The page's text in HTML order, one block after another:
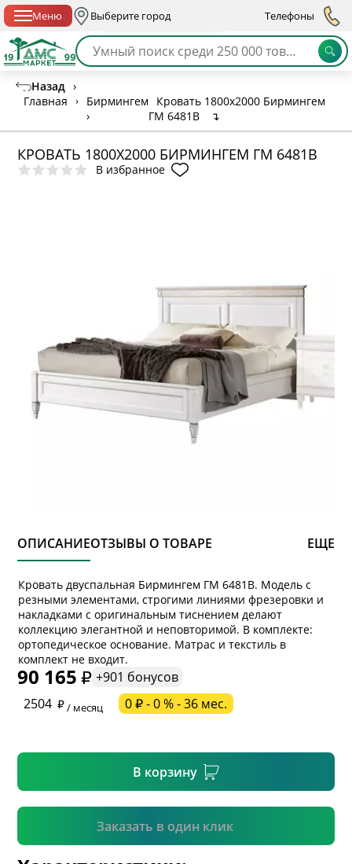
Меню Выберите город Телефоны
Назад ›
Главная
›
Бирмингем
›
Кровать 1800х2000 Бирмингем
ГМ 6481В
↴
КРОВАТЬ 1800Х2000 БИРМИНГЕМ ГМ 6481В
В избранное
ОПИСАНИЕОТЗЫВЫ О ТОВАРЕ ЕЩЕ
Кровать двуспальная Бирмингем ГМ 6481В. Модель с
резными элементами, строгими линиями фрезеровки и
накладками с оригинальным тиснением делают
коллекцию элегантной и неповторимой. В комплекте:
ортопедическое основание. Матрас и текстиль в
комплект не входит.
90 165
+901 бонусов
2504
/ месяц 0 ₽ - 0 % - 36 мес.
В корзину
Заказать в один клик
* обязательное поле
* необязательное поле
Подтвердить